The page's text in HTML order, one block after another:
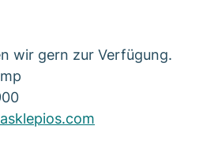
wir gern zur Verfügung.